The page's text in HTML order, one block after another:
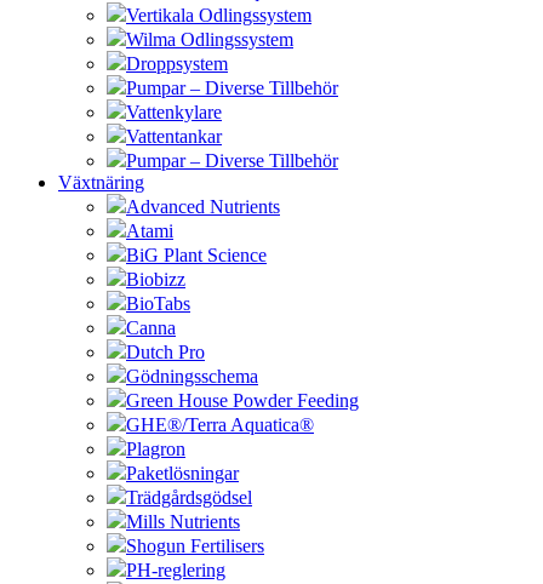
Vertikala Odlingssystem
Wilma Odlingssystem
Droppsystem
Pumpar – Diverse Tillbehör
Vattenkylare
Vattentankar
Pumpar – Diverse Tillbehör
Växtnäring
Advanced Nutrients
Atami
BiG Plant Science
Biobizz
BioTabs
Canna
Dutch Pro
Gödningsschema
Green House Powder Feeding
GHE®/Terra Aquatica®
Plagron
Paketlösningar
Trädgårdsgödsel
Mills Nutrients
Shogun Fertilisers
PH-reglering